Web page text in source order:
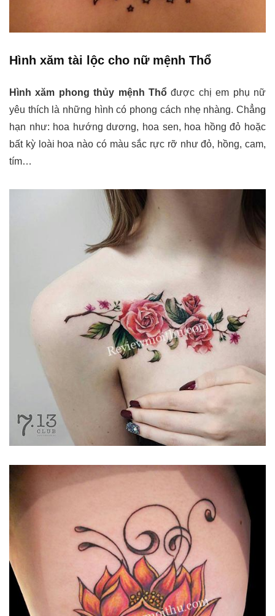
Hình xăm tài lộc cho nữ mệnh Thổ
Hình xăm phong thủy mệnh Thổ được chị em phụ nữ
yêu thích là những hình có phong cách nhẹ nhàng. Chẳng
hạn như: hoa hướng dương, hoa sen, hoa hồng đỏ hoặc
bất kỳ loài hoa nào có màu sắc rực rỡ như đỏ, hồng, cam,
tím…